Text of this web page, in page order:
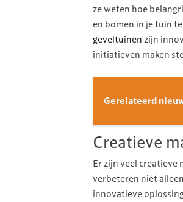
ze weten hoe
en bomen in je tuin
geveltuinen zijn
initiatieven maken
Gerelateerd
Creatieve
Er zijn veel creatieve
verbeteren niet
innovatieve